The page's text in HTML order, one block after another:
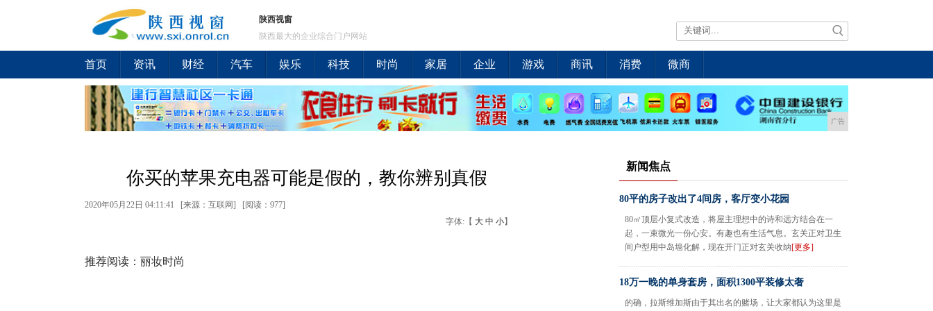
陕西视窗
陕西最大的企业综合门户网站
首页 资讯 财经 汽车 娱乐 科技 时尚 家居 企业 游戏 商讯 消费 微商
广告
你买的苹果充电器可能是假的，教你辨别真假
2020年05月22日 04:11:41 [来源：互联网] [阅读：977]
字体:【 大 中 小】
推荐阅读： 丽妆时尚
新闻焦点
80平的房子改出了4间房，客厅变小花园
80㎡顶层小复式改造，将屋主理想中的诗和远方结合在一
起，一束微光一份心安。有趣也有生活气息。玄关正对卫生
间户型用中岛墙化解，现在开门正对玄关收纳[更多]
18万一晚的单身套房，面积1300平装修太奢
的确，拉斯维加斯由于其出名的赌场，让大家都认为这里是